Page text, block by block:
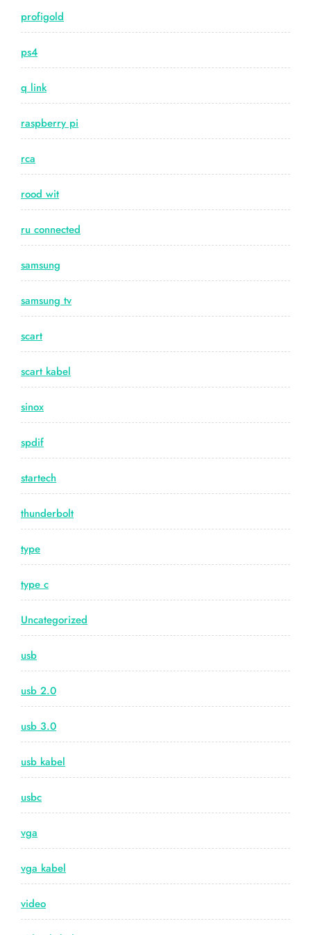
profigold
ps4
q link
raspberry pi
rca
rood wit
ru connected
samsung
samsung tv
scart
scart kabel
sinox
spdif
startech
thunderbolt
type
type c
Uncategorized
usb
usb 2.0
usb 3.0
usb kabel
usbc
vga
vga kabel
video